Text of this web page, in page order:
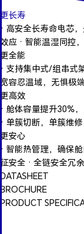
更长寿
· 高安全长寿命电芯
效应 · 智能温湿同控
更全能
· 支持集中式/组串式
宽容忍温域，无惧极
更高效
· 舱体容量提升30%
· 单簇切断，单簇维
更安心
· 智能热管理，确保
征安全 · 全链安全冗
DATASHEET
BROCHURE
PRODUCT